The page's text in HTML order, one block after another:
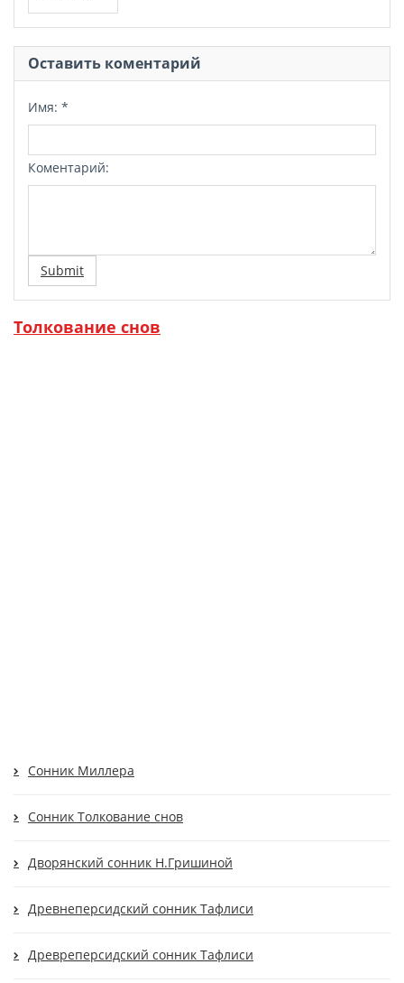
Оставить коментарий
Имя: *
Коментарий:
Submit
Толкование снов
Cонник Миллера
Cонник Толкование снов
Дворянский сонник Н.Гришиной
Древнеперсидский сонник Тафлиси
Древреперсидский сонник Тафлиси